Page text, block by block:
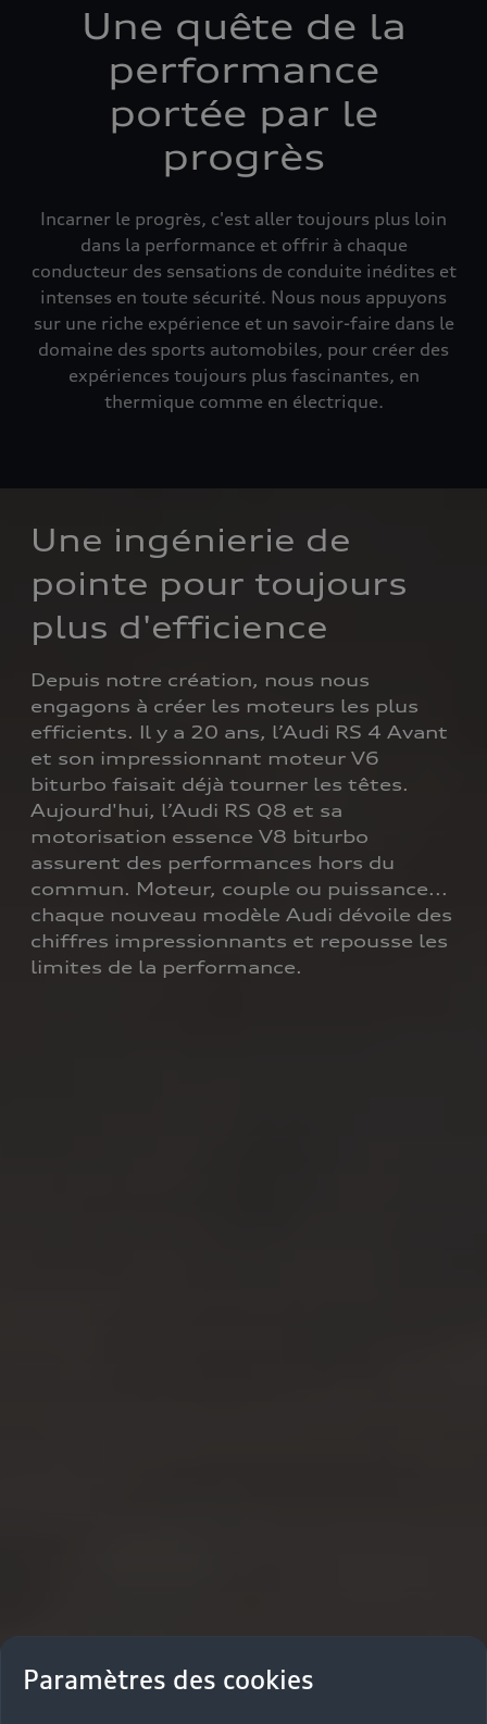
Une quête de la
performance
portée par le
progrès
Incarner le progrès, c'est aller toujours plus loin
dans la performance et offrir à chaque
conducteur des sensations de conduite inédites et
intenses en toute sécurité. Nous nous appuyons
sur une riche expérience et un savoir-faire dans le
domaine des sports automobiles, pour créer des
expériences toujours plus fascinantes, en
thermique comme en électrique.
Une ingénierie de
pointe pour toujours
plus d'efficience
Depuis notre création, nous nous
engagons à créer les moteurs les plus
efficients. Il y a 20 ans, l’Audi RS 4 Avant
et son impressionnant moteur V6
biturbo faisait déjà tourner les têtes.
Aujourd'hui, l’Audi RS Q8 et sa
motorisation essence V8 biturbo
assurent des performances hors du
commun. Moteur, couple ou puissance...
chaque nouveau modèle Audi dévoile des
chiffres impressionnants et repousse les
limites de la performance.
Paramètres des cookies